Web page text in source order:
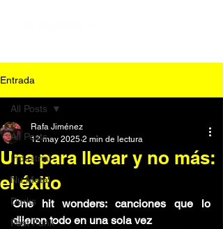
Entrada
All Posts
Industrial
Nu Metal
Darks
Post Punk
All Posts
Una para llevar y no más:
el éxito
Rafa Jiménez
12 may 2025 2 min de lectura
One hit wonders: canciones que lo
dijeron todo en una sola vez